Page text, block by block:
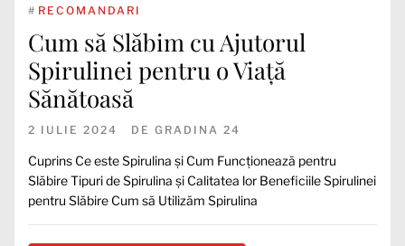
# RECOMANDARI
Cum să Slăbim cu Ajutorul
Spirulinei pentru o Viață
Sănătoasă
2 IULIE 2024 DE GRADINA 24
Cuprins Ce este Spirulina și Cum Funcționează pentru
Slăbire Tipuri de Spirulina și Calitatea lor Beneficiile Spirulinei
pentru Slăbire Cum să Utilizăm Spirulina